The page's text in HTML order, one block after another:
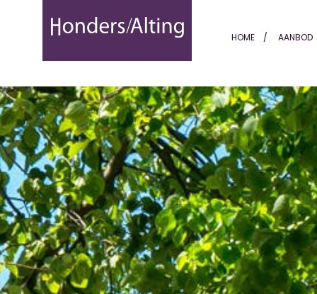
Markt 12 - Honders Alting
HOME AANBOD